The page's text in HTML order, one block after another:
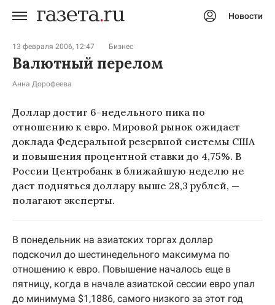
Новости
13 февраля 2006, 12:47 Бизнес
Валютный перелом
Анна Дорофеева
Доллар достиг 6-недельного пика по
отношению к евро. Мировой рынок ожидает
доклада Федеральной резервной системы США
и повышения процентной ставки до 4,75%. В
России Центробанк в ближайшую неделю не
даст подняться доллару выше 28,3 рублей, —
полагают эксперты.
В понедельник на азиатских торгах доллар
подскочил до шестинедельного максимума по
отношению к евро. Повышение началось еще в
пятницу, когда в начале азиатской сессии евро упал
до минимума $1,1886, самого низкого за этот год